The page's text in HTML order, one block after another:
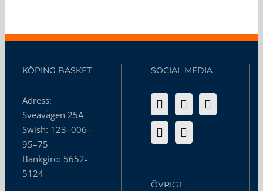
KÖPING BASKET
Adress:
Sveavägen 25A
Swish: 123–006–
95–75
Bankgiro: 5652-
5124
SOCIAL MEDIA
ÖVRIGT